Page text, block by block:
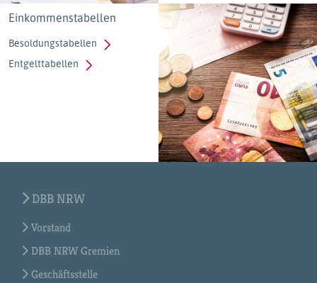
Einkommenstabellen
Besoldungstabellen
Entgelttabellen
DBB NRW
Vorstand
DBB NRW Gremien
Geschäftsstelle